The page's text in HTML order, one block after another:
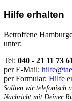
Hilfe erhalten
Betroffene
unter:
Tel: 040 - 21 11 73 61
per E-Mail:
per Formular: Hilfe
Sollten wir telefonisch
Nachricht mit Deiner